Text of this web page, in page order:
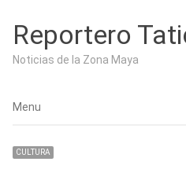
Reportero
Noticias de la Zona Maya
Menu
Menu
CULTURA